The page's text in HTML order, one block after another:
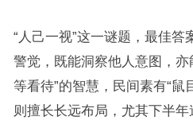
“人己一视”这一谜题，最佳答
警觉，既能洞察他人意图，
等看待”的智慧，民间素有“鼠
则擅长长远布局，尤其下半年